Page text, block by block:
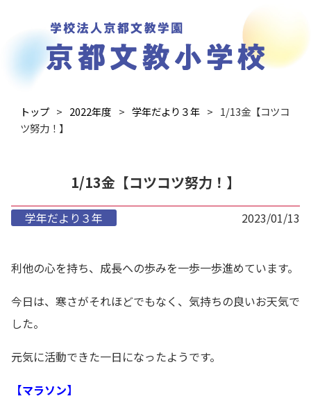
トップ 2022年度 学年だより３年
1/13金【コツコ
ツ努力！】
1/13金【コツコツ努力！】
学年だより３年 2023/01/13
利他の心を持ち、成長への歩みを一歩一歩進めています。
今日は、寒さがそれほどでもなく、気持ちの良いお天気で
した。
元気に活動できた一日になったようです。
【マラソン】